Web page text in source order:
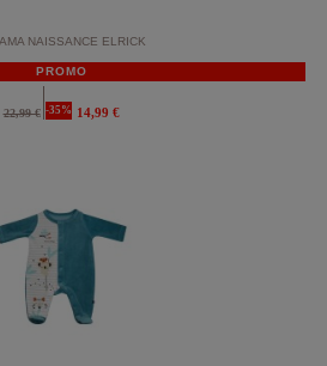
NAISSANCE ELRICK
PROMO
22,99 € -35% 14,99 €